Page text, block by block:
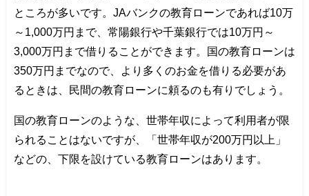
ところが多いです。JAバンクの教育ローンであれば10万
～1,000万円まで、常陽銀行や千葉銀行では10万円～
3,000万円まで借りることができます。国の教育ローンは
350万円までなので、より多くのお金を借りる必要があ
るときは、民間の教育ローンに頼るのも有りでしょう。
国の教育ローンのような、世帯年収によって利用者が限
られることはないですが、「世帯年収が200万円以上」
などの、下限を設けている教育ローンはあります。